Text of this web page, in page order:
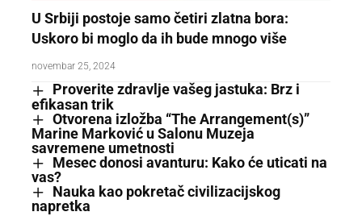
U Srbiji postoje samo četiri zlatna bora:
Uskoro bi moglo da ih bude mnogo više
novembar 25, 2024
Proverite zdravlje vašeg jastuka: Brz i
efikasan trik
Otvorena izložba “The Arrangement(s)”
Marine Marković u Salonu Muzeja
savremene umetnosti
Mesec donosi avanturu: Kako će uticati na
vas?
Nauka kao pokretač civilizacijskog
napretka